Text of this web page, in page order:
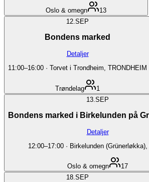
Oslo & omegn
13
12. SEP
Bondens marked
Detaljer
11:00–16:00 · Torvet i Trondheim, TRONDHEIM
Trøndelag
1
13. SEP
Bondens marked i Birkelunden på
Detaljer
12:00–17:00· Birkelunden
Oslo & omegn
17
18.SEP